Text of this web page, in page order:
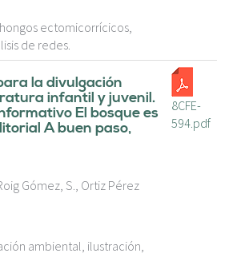
ectomicorrícicos,
de redes.
la divulgación
infantil y juvenil.
El bosque es
A buen paso,
Gómez, S., Ortiz Pérez
ambiental, ilustración,
8CFE-
594.pdf